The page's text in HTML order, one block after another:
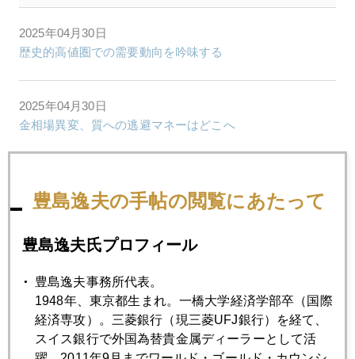
2025年04月30日
歴史的高値圏での需要動向を吟味する
2025年04月30日
金相場異変、質への逃避マネーはどこへ
どうなる金価格
2025年04月24日
2025年04月23日
３３００～３５００のレンジで大乱高下
豊島逸夫の手帖の閲覧にあたって
豊島逸夫氏プロフィール
豊島逸夫事務所代表。
1948年、東京都生まれ。一橋大学経済学部卒（国際
経済専攻）。三菱銀行（現三菱UFJ銀行）を経て、
スイス銀行で外国為替貴金属ディーラーとして活